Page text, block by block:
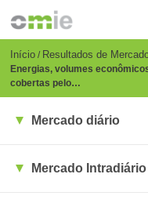
para
conteúdo
principal
Breadcrumb
Início Resultados de
Energias, volumes
cobertas pelo…
Mercado diário
Mercado